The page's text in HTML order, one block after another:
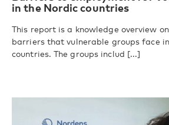
in the Nordic countries
This report is a knowledge overview
barriers that vulnerable groups face
countries. The groups includ [...]